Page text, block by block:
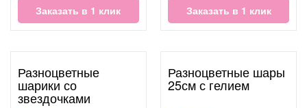
Заказать в 1 клик
Заказать в 1 клик
Разноцветные
шарики со
звездочками
Разноцветные шары
25см с гелием